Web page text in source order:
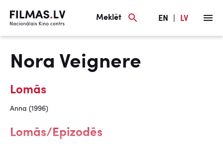
Meklēt EN LV
Nora Veignere
Lomās
Anna (1996)
Lomās/Epizodēs